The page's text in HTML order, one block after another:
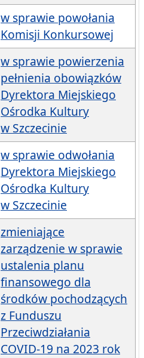
w sprawie powołania
Komisji Konkursowej
w sprawie powierzenia
pełnienia obowiązków
Dyrektora Miejskiego
Ośrodka Kultury
w Szczecinie
w sprawie odwołania
Dyrektora Miejskiego
Ośrodka Kultury
w Szczecinie
zmieniające
zarządzenie w sprawie
ustalenia planu
finansowego dla
środków pochodzących
z Funduszu
Przeciwdziałania
COVID-19 na 2023 rok